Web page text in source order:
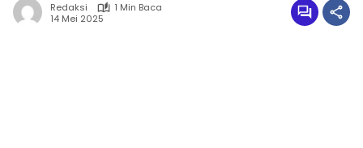
Redaksi
1 Min Baca
14 Mei 2025